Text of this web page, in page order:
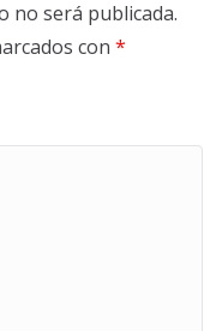
no será publicada.
con *